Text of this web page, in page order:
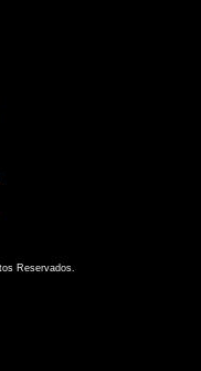
Reservados.